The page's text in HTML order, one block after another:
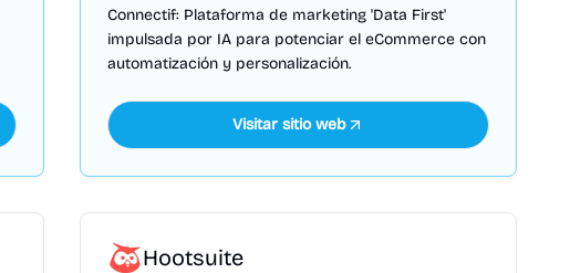
Connectif: Plataforma de marketing 'Data First'
impulsada por IA para potenciar el eCommerce con
automatización y personalización.
Visitar sitio web
Hootsuite